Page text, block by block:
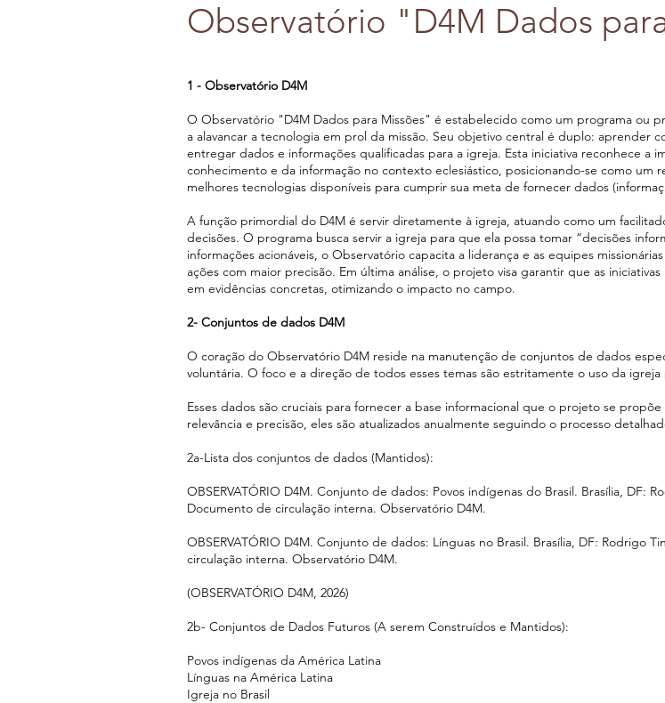
Observatório "D4M Dados
1 - Observatório D4M
O Observatório "D4M Dados para Missões" é estabelecido como um programa ou
a alavancar a tecnologia em prol da missão. Seu objetivo central é duplo: aprender
entregar dados e informações qualificadas para a igreja. Esta iniciativa reconhece a
conhecimento e da informação no contexto eclesiástico, posicionando-se como um
melhores tecnologias disponíveis para cumprir sua meta de fornecer dados
A função primordial do D4M é servir diretamente à igreja, atuando como um
decisões. O programa busca servir a igreja para que ela possa tomar “decisões
informações acionáveis, o Observatório capacita a liderança e as equipes
ações com maior precisão. Em última análise, o projeto visa garantir que as
em evidências concretas, otimizando o impacto no campo.
2- Conjuntos de dados D4M
O coração do Observatório D4M reside na manutenção de conjuntos de dados
voluntária. O foco e a direção de todos esses temas são estritamente o uso da igreja
Esses dados são cruciais para fornecer a base informacional que o projeto se
relevância e precisão, eles são atualizados anualmente seguindo o processo
2a-Lista dos conjuntos de dados (Mantidos):
OBSERVATÓRIO D4M. Conjunto de dados: Povos indígenas do Brasil. Brasília, DF:
Documento de circulação interna. Observatório D4M.
OBSERVATÓRIO D4M. Conjunto de dados: Línguas no Brasil. Brasília, DF: Rodrigo
circulação interna. Observatório D4M.
(OBSERVATÓRIO D4M, 2026)
2b- Conjuntos de Dados Futuros (A serem Construídos e Mantidos):
Povos indígenas da América Latina
Línguas na América Latina
Igreja no Brasil